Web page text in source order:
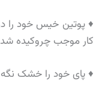
♦ پوتین خیس خود را در
کار موجب چروکیده
♦ پای خود را خشک نگه